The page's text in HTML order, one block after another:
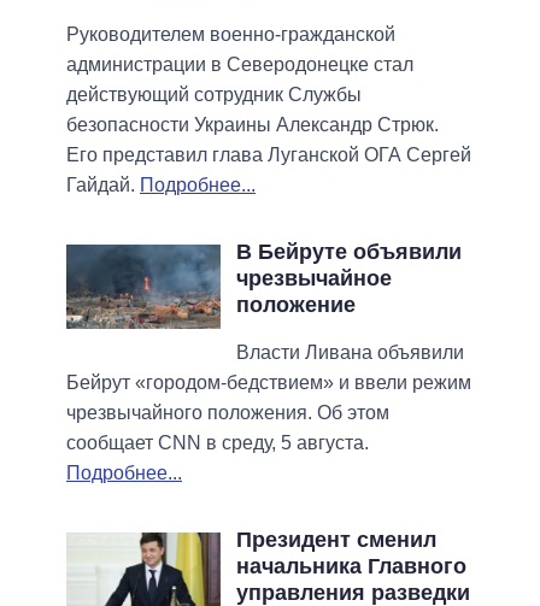
Руководителем военно-гражданской
администрации в Северодонецке стал
действующий сотрудник Службы
безопасности Украины Александр Стрюк.
Его представил глава Луганской ОГА Сергей
Гайдай. Подробнее...
В Бейруте объявили
чрезвычайное
положение
Власти Ливана объявили
Бейрут «городом-бедствием» и ввели режим
чрезвычайного положения. Об этом
сообщает CNN в среду, 5 августа.
Подробнее...
Президент сменил
начальника Главного
управления разведки